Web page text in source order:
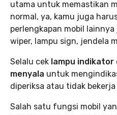
utama untuk memastikan
normal, ya, kamu juga
perlengkapan mobil
wiper, lampu sign, jendela
Selalu cek lampu indikator
menyala untuk
diperiksa atau tidak
Salah satu fungsi mobil